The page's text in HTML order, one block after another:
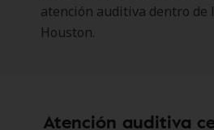
atención auditiva dentro de
Houston.
Atención auditiva